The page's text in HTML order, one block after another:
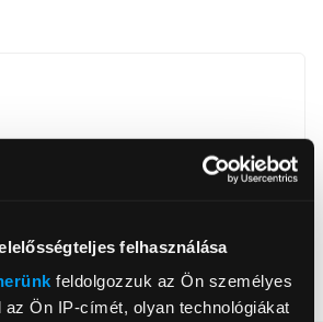
felhasználása
feldolgozzuk az Ön személyes
az Ön IP-címét, olyan technológiákat
Oppo Reno 12 Pro 5G
Fekete
Poliuretán (PU)